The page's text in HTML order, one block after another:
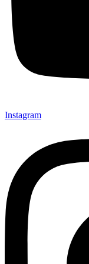
Instagram